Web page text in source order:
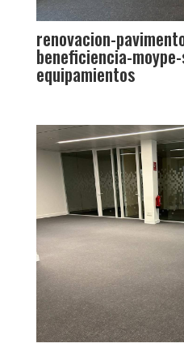
renovacion-
beneficiencia-
equipamientos